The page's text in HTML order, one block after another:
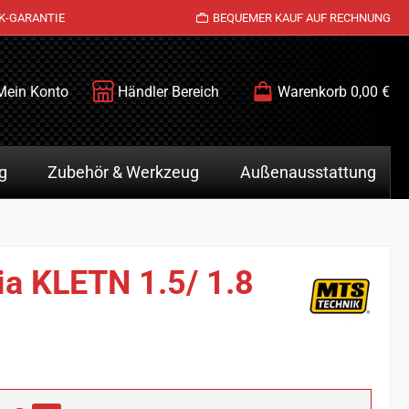
GARANTIE BEQUEMER KAUF AUF RECHNUNG
Konto Händler Bereich Warenkorb 0,00 €
Zubehör & Werkzeug Außenausstattung
KLETN 1.5/ 1.8